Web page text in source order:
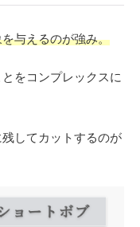
与えるのが強み。
をコンプレックスに
してカットするのが